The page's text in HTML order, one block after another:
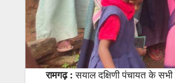
रामगढ़ : सयाल दक्षिणी पंचायत के सभी